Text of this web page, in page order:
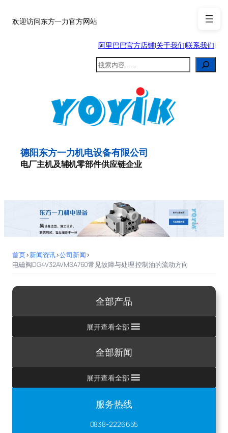
至欢迎访问东方一力官方网站
阿里巴巴官方店铺|关于我们|联系我们|
搜
索
德阳东方一力机电设备有限公司
电厂主机及辅机零部件供应链企业
首页>新闻资讯>公司新闻>
电磁阀DG4V32AVMSA760常见故障与处理 控制油的流动方向
全部产品
展开查看全部
全部新闻
展开查看全部
服务热线
0838-2226655